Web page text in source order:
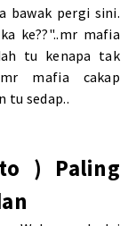
bawak pergi sini.
ke??"..mr mafia
tu kenapa tak
mafia cakap
tu sedap..
) Paling